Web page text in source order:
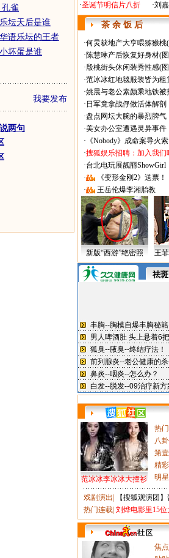
雀
坛天后是谁
语乐坛的王者
坏蛋是谁
我要发布
两句
·圣诞节明信片八折
·刘
茶 余 饭 后
·何炅获地产大亨喂猕猴桃
·陈慧琳产后恢复好身材(
·殷桃街头休闲装秀性感(
·范冰冰红地毯服装皆为租
·姚晨与老公素颜乘地铁被
· 日军竟拿战俘做活体解剖
·盘点网坛大腕的暴烈脾气
·美女办公室遭遇灵异事件
· 《Nobody》成命案导火索
·搜狐娱乐招聘：加入我们
·台北电玩展靓丽ShowGirl
·
《变形金刚2》送票！
·
王岳伦爆李湘胎教
新版“西游”绝密照 王
范冰冰李冰冰大撞衫
热
八
第
精
明
戏剧演出
【搜狐观演团
热门连载 刘烨电影里15位
焦